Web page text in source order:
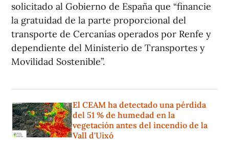
solicitado al Gobierno de España que “financie
la gratuidad de la parte proporcional del
transporte de Cercanías operados por Renfe y
dependiente del Ministerio de Transportes y
Movilidad Sostenible”.
El CEAM ha detectado una pérdida
del 51 % de humedad en la
vegetación antes del incendio de la
Vall d'Uixó